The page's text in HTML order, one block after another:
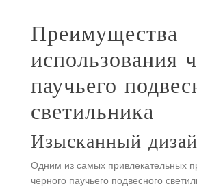
Преимущества
использования
паучьего
светильника
Изысканный
Одним из самых привлекательных
черного паучьего подвесного